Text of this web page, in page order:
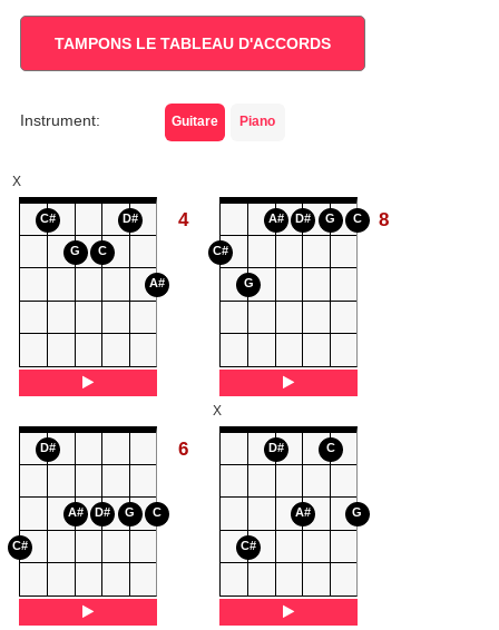
TAMPONS LE TABLEAU D'ACCORDS
Instrument: Guitare Piano
C#
G C
D#
A#
X
4
C#
G
A# D# G C 8
C#
D#
A# D# G C
6
C#
D#
A#
C
G
X